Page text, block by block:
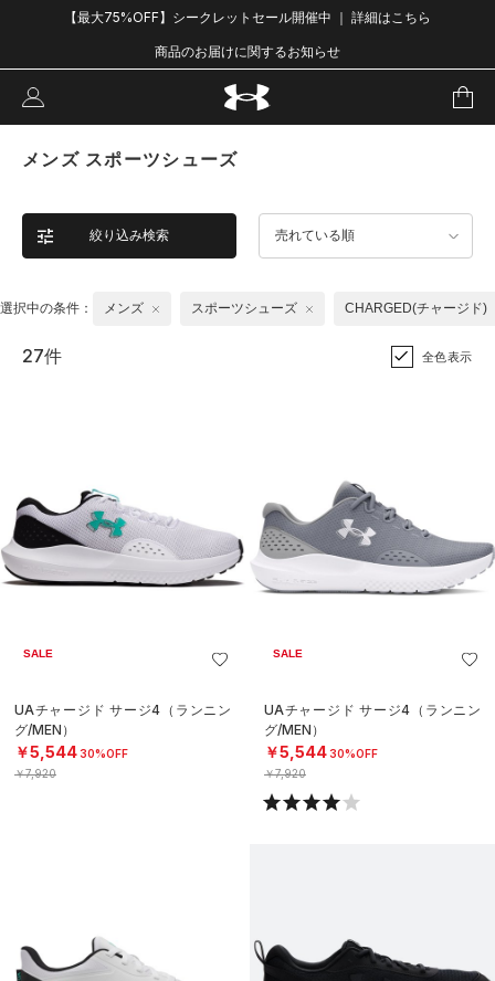
【最大75%OFF】シークレットセール開催中 ｜ 詳細はこちら
商品のお届けに関するお知らせ
メンズ スポーツシューズ
絞り込み検索 売れている順
選択中の条件： メンズ スポーツシューズ CHARGED(チャージド)
27件 全色表示
SALE
UAチャージド サージ4（ランニン
グ/MEN）
￥5,54430%OFF
￥7,920
SALE
UAチャージド サージ4（ランニン
グ/MEN）
￥5,54430%OFF
￥7,920